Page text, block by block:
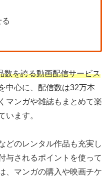
数を誇る動画配信サービス
中心に、配信数は32万本
マンガや雑誌もまとめて楽
います。
どのレンタル作品も充実し
与されるポイントを使って
、マンガの購入や映画チケ